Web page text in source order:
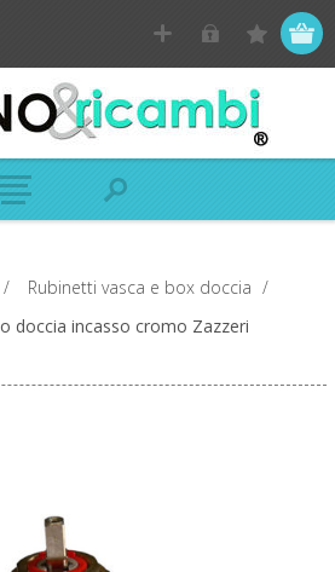
/ Rubinetti vasca e box doccia /
doccia incasso cromo Zazzeri